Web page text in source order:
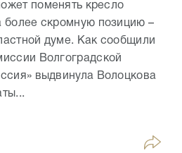
поменять кресло
более скромную позицию –
думе. Как сообщили
Волгоградской
выдвинула Волоцкова